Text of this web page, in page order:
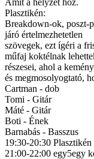
Plasztikén:
Breakdown-ok, poszt-
járó értelmezhetetlen
szövegek, ezt ígéri a
műfaj koktélnak
részesei, ahol a
és megmosolyogtató,
Cartman - dob
Tomi - Gitár
Máté - Gitár
Boti - Ének
Barnabás - Basszus
19:30-20:30
21:00-22:00 egy5egy